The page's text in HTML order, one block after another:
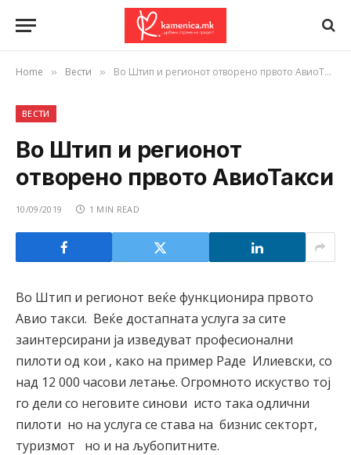
Home » Вести » Во Штип и регионот отворено првото АвиоТакси
ВЕСТИ
Во Штип и регионот
отворено првото АвиоТакси
10/09/2019 1 MIN READ
Во Штип и регионот веќе функционира првото
Авио такси. Веќе достапната услуга за сите
заинтерсирани ја изведуват професионални
пилоти од кои , како на пример Раде Илиевски, со
над 12 000 часови летање. Огромното искуство тој
го дели со неговите синови исто така одлични
пилоти но на услуга се става на бизнис секторт,
туризмот но и на љубопитните.